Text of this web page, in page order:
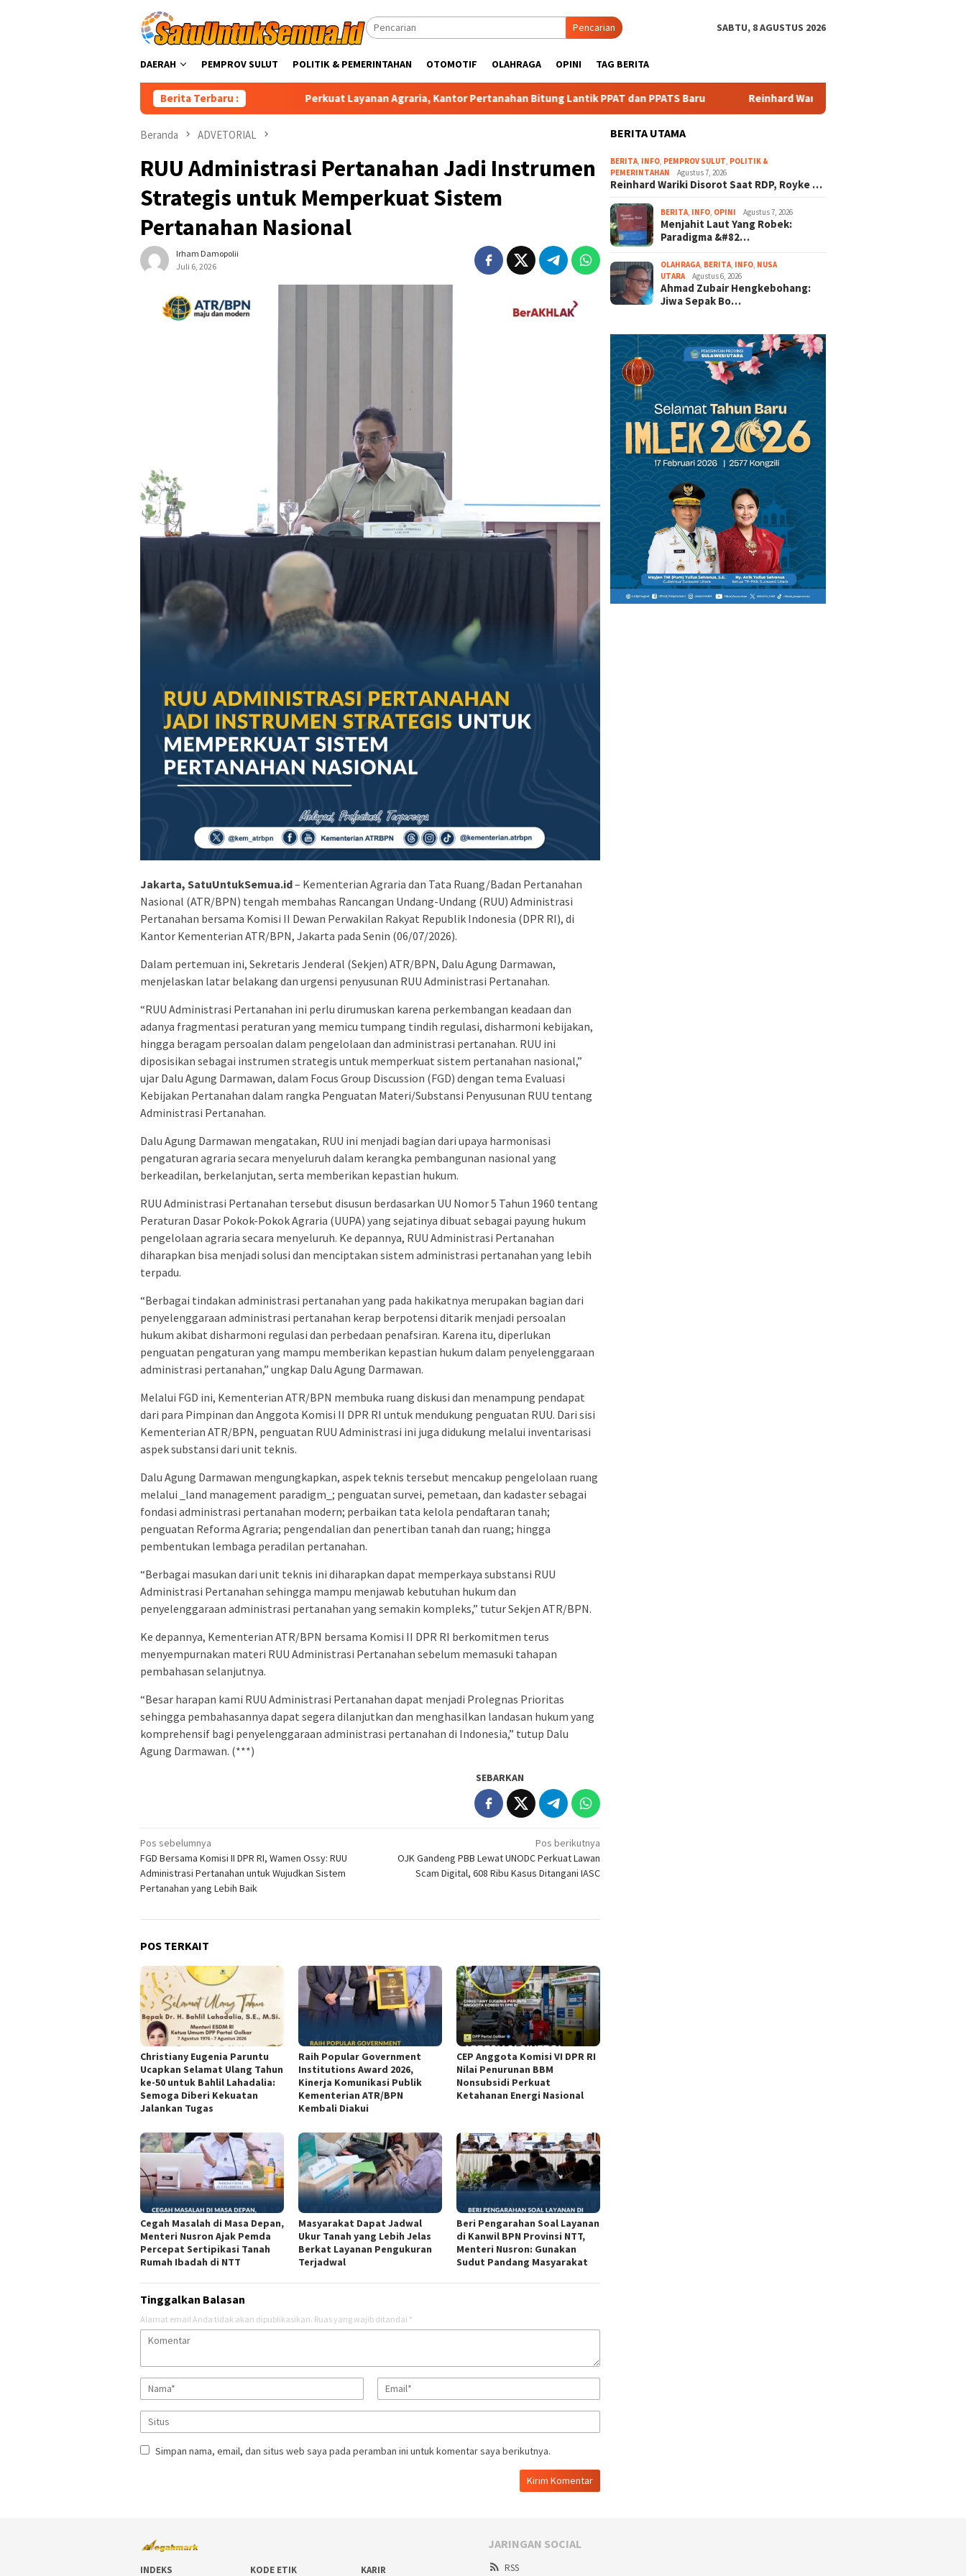
Pencarian SABTU, 8 AGUSTUS 2026
DAERAH PEMPROV SULUT POLITIK & PEMERINTAHAN OTOMOTIF OLAHRAGA OPINI TAG BERITA
Berita Terbaru :Perkuat Layanan Agraria, Kantor Pertanahan Bitung Lantik PPAT dan PPATS Baru Reinhard Wariki Disorot Saat RDP, Royke Anter Singgung
Beranda ADVETORIAL
RUU Administrasi Pertanahan Jadi Instrumen
Strategis untuk Memperkuat Sistem
Pertanahan Nasional
Irham Damopolii
Juli 6, 2026
Jakarta, SatuUntukSemua.id– Kementerian Agraria dan Tata Ruang/Badan Pertanahan
Nasional (ATR/BPN) tengah membahas Rancangan Undang-Undang (RUU) Administrasi
Pertanahan bersama Komisi II Dewan Perwakilan Rakyat Republik Indonesia (DPR RI), di
Kantor Kementerian ATR/BPN, Jakarta pada Senin (06/07/2026).
Dalam pertemuan ini, Sekretaris Jenderal (Sekjen) ATR/BPN, Dalu Agung Darmawan,
menjelaskan latar belakang dan urgensi penyusunan RUU Administrasi Pertanahan.
“RUU Administrasi Pertanahan ini perlu dirumuskan karena perkembangan keadaan dan
adanya fragmentasi peraturan yang memicu tumpang tindih regulasi, disharmoni kebijakan,
hingga beragam persoalan dalam pengelolaan dan administrasi pertanahan. RUU ini
diposisikan sebagai instrumen strategis untuk memperkuat sistem pertanahan nasional,”
ujar Dalu Agung Darmawan, dalam Focus Group Discussion (FGD) dengan tema Evaluasi
Kebijakan Pertanahan dalam rangka Penguatan Materi/Substansi Penyusunan RUU tentang
Administrasi Pertanahan.
Dalu Agung Darmawan mengatakan, RUU ini menjadi bagian dari upaya harmonisasi
pengaturan agraria secara menyeluruh dalam kerangka pembangunan nasional yang
berkeadilan, berkelanjutan, serta memberikan kepastian hukum.
RUU Administrasi Pertanahan tersebut disusun berdasarkan UU Nomor 5 Tahun 1960 tentang
Peraturan Dasar Pokok-Pokok Agraria (UUPA) yang sejatinya dibuat sebagai payung hukum
pengelolaan agraria secara menyeluruh. Ke depannya, RUU Administrasi Pertanahan
diharapkan bisa menjadi solusi dan menciptakan sistem administrasi pertanahan yang lebih
terpadu.
“Berbagai tindakan administrasi pertanahan yang pada hakikatnya merupakan bagian dari
penyelenggaraan administrasi pertanahan kerap berpotensi ditarik menjadi persoalan
hukum akibat disharmoni regulasi dan perbedaan penafsiran. Karena itu, diperlukan
penguatan pengaturan yang mampu memberikan kepastian hukum dalam penyelenggaraan
administrasi pertanahan,” ungkap Dalu Agung Darmawan.
Melalui FGD ini, Kementerian ATR/BPN membuka ruang diskusi dan menampung pendapat
dari para Pimpinan dan Anggota Komisi II DPR RI untuk mendukung penguatan RUU. Dari sisi
Kementerian ATR/BPN, penguatan RUU Administrasi ini juga didukung melalui inventarisasi
aspek substansi dari unit teknis.
Dalu Agung Darmawan mengungkapkan, aspek teknis tersebut mencakup pengelolaan ruang
melalui _land management paradigm_; penguatan survei, pemetaan, dan kadaster sebagai
fondasi administrasi pertanahan modern; perbaikan tata kelola pendaftaran tanah;
penguatan Reforma Agraria; pengendalian dan penertiban tanah dan ruang; hingga
pembentukan lembaga peradilan pertanahan.
“Berbagai masukan dari unit teknis ini diharapkan dapat memperkaya substansi RUU
Administrasi Pertanahan sehingga mampu menjawab kebutuhan hukum dan
penyelenggaraan administrasi pertanahan yang semakin kompleks,” tutur Sekjen ATR/BPN.
Ke depannya, Kementerian ATR/BPN bersama Komisi II DPR RI berkomitmen terus
menyempurnakan materi RUU Administrasi Pertanahan sebelum memasuki tahapan
pembahasan selanjutnya.
“Besar harapan kami RUU Administrasi Pertanahan dapat menjadi Prolegnas Prioritas
sehingga pembahasannya dapat segera dilanjutkan dan menghasilkan landasan hukum yang
komprehensif bagi penyelenggaraan administrasi pertanahan di Indonesia,” tutup Dalu
Agung Darmawan. (***)
SEBARKAN
Navigasi
pos
Pos sebelumnya
FGD Bersama Komisi II DPR RI, Wamen Ossy: RUU
Administrasi Pertanahan untuk Wujudkan Sistem
Pertanahan yang Lebih Baik
Pos berikutnya
OJK Gandeng PBB Lewat UNODC Perkuat Lawan
Scam Digital, 608 Ribu Kasus Ditangani IASC
POS TERKAIT
Christiany Eugenia Paruntu
Ucapkan Selamat Ulang Tahun
ke-50 untuk Bahlil Lahadalia:
Semoga Diberi Kekuatan
Jalankan Tugas
Raih Popular Government
Institutions Award 2026,
Kinerja Komunikasi Publik
Kementerian ATR/BPN
Kembali Diakui
CEP Anggota Komisi VI DPR RI
Nilai Penurunan BBM
Nonsubsidi Perkuat
Ketahanan Energi Nasional
Cegah Masalah di Masa Depan,
Menteri Nusron Ajak Pemda
Percepat Sertipikasi Tanah
Rumah Ibadah di NTT
Masyarakat Dapat Jadwal
Ukur Tanah yang Lebih Jelas
Berkat Layanan Pengukuran
Terjadwal
Beri Pengarahan Soal Layanan
di Kanwil BPN Provinsi NTT,
Menteri Nusron: Gunakan
Sudut Pandang Masyarakat
Tinggalkan Balasan
Alamat email Anda tidak akan dipublikasikan. Ruas yang wajib ditandai *
Simpan nama, email, dan situs web saya pada peramban ini untuk komentar saya berikutnya.
BERITA UTAMA
BERITA, INFO, PEMPROV SULUT, POLITIK &
PEMERINTAHAN
Agustus 7, 2026
Reinhard Wariki Disorot Saat RDP, Royke …
BERITA, INFO, OPINI Agustus 7, 2026
Menjahit Laut Yang Robek:
Paradigma &#82…
OLAHRAGA, BERITA, INFO, NUSA
UTARA
Agustus 6, 2026
Ahmad Zubair Hengkebohang:
Jiwa Sepak Bo…
INDEKS KODE ETIK KARIR
JARINGAN SOCIAL
RSS